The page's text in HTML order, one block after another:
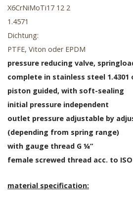
X6CrNiMoTi17 12 2
1.4571
Dichtung:
PTFE, Viton oder EPDM
pressure reducing valve,
complete in stainless steel 1.4301
piston guided, with soft-sealing
initial pressure independent
outlet pressure adjustable by
(depending from spring range)
with gauge thread G ¼”
female screwed thread acc. to ISO
material specification: